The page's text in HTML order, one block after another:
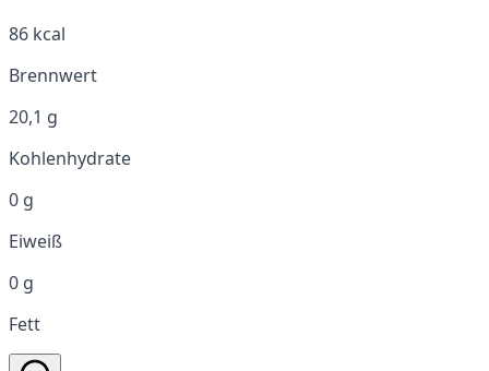
86 kcal
Brennwert
20,1 g
Kohlenhydrate
0 g
Eiweiß
0 g
Fett